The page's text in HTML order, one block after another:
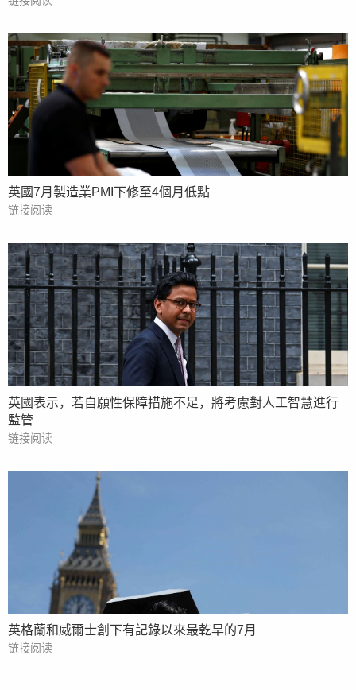
英國7月製造業PMI下修至4個月低點
链接阅读
英國表示，若自願性保障措施不足，將考慮對人工智慧進行
監管
链接阅读
英格蘭和威爾士創下有記錄以來最乾旱的7月
链接阅读